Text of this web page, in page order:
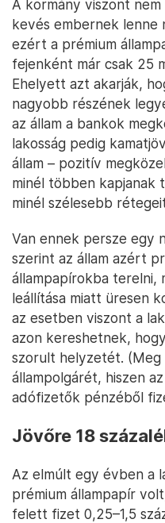
A kormány viszont
kevés embernek lenne
ezért a prémium
fejenként már csak 25
Ehelyett azt akarják,
nagyobb részének
az állam a bankok
lakosság pedig
állam – pozitív
minél többen kapjanak
minél szélesebb
Van ennek persze egy
szerint az állam azért
állampapírokba terelni,
leállítása miatt üresen
az esetben viszont a
azon kereshetnek,
szorult helyzetét. (Meg
állampolgárét, hiszen
adófizetők pénzéből
Jövőre 18
Az elmúlt egy évben a
prémium állampapír
felett fizet 0,25–1,5